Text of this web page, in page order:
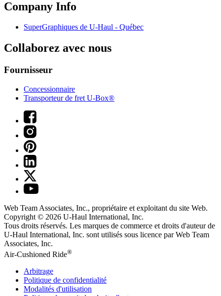
Company Info
SuperGraphiques de U-Haul - Québec
Collaborez avec nous
Fournisseur
Concessionnaire
Transporteur de fret U-Box®
Web Team Associates, Inc., propriétaire et exploitant du site Web.
Copyright © 2026 U-Haul International, Inc.
Tous droits réservés. Les marques de commerce et droits d'auteur de
U-Haul International, Inc. sont utilisés sous licence par Web Team
Associates, Inc.
Air-Cushioned Ride®
Arbitrage
Politique de confidentialité
Modalités d'utilisation